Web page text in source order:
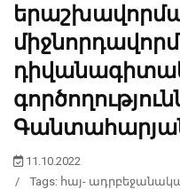
11.10.2022
/
Tags: հայ-